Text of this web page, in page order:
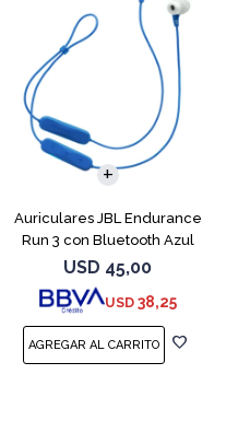
Auriculares JBL Endurance
Run 3 con Bluetooth Azul
USD 45,00
USD 38,25